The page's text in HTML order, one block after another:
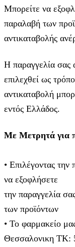
Μπορείτε να
παραλαβή των
αντικαταβολής
Η παραγγελία σας
επιλεχθεί ως
αντικαταβολή
εντός Ελλάδος.
Με Μετρητά για
• Επιλέγοντας
να εξοφλήσετε
την παραγγελία
των προϊόντων
• Το φαρμακείο
Θεσσαλονικη ΤΚ: